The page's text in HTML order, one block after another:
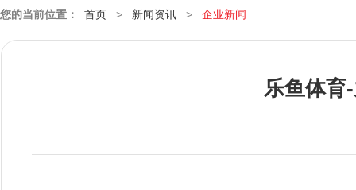
您的当前位置： 首页 > 新闻资讯 > 企业新闻
乐鱼体育